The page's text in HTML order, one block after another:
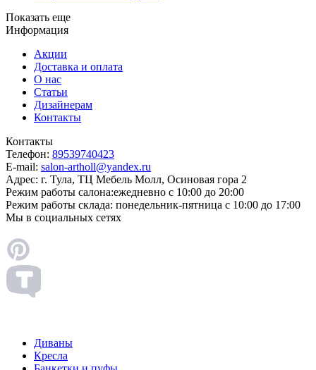
Показать еще
Информация
Акции
Доставка и оплата
О нас
Статьи
Дизайнерам
Контакты
Контакты
Телефон: 89539740423
E-mail: salon-artholl@yandex.ru
Адрес: г. Тула, ТЦ Мебель Молл, Осиновая гора 2
Режим работы салона:ежедневно с 10:00 до 20:00
Режим работы склада: понедельник-пятница с 10:00 до 17:00
Мы в социальных сетях
Диваны
Кресла